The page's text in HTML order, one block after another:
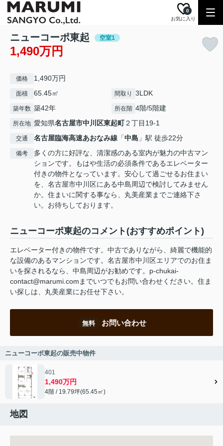
お気に入り
0
ニューコーポ東起 空室1
1,490万円
価格 1,490万円
面積 65.45㎡ 間取り 3LDK
築年数 築42年 所在階 4階/5階建
所在地 愛知県名古屋市中川区東起町２丁目19-1
交通 名古屋臨海高速あおなみ線 「中島 」駅 徒歩22分
備考
多くの方に好評な、清潔感のある室内が魅力の中古マン
ションです。もはや生活の必須条件であるエレベーター
付きの物件となっています。安心して過ごせるお住まい
を、名古屋市中川区にある中島周辺で検討してみません
か。住まいに関する事なら、丸美産業までご連絡下さ
い。お待ちしております。
ニューコーポ東起のコメント(おすすめポイント)
エレベーター付きの物件です。中古でありながら、綺麗で機能的
な設備のあるマンションです。名古屋市中川区エリアでのお住ま
いを探されるなら、中島周辺がお勧めです。p-chukai-
contact@marumi.comまでいつでもお問い合わせください。住ま
い探しは、丸美産業にお任せ下さい。
無料 お問い合わせ
ニューコーポ東起の販売中物件
401
1,490万円
4階 / 19.79坪(65.45㎡)
地図